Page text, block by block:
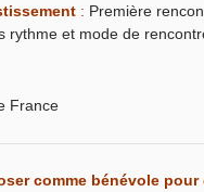
: Première
rythme et mode de
France
comme bénévole